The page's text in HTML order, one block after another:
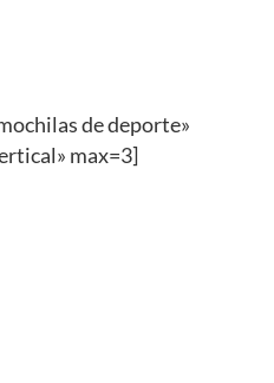
de deporte»
max=3]